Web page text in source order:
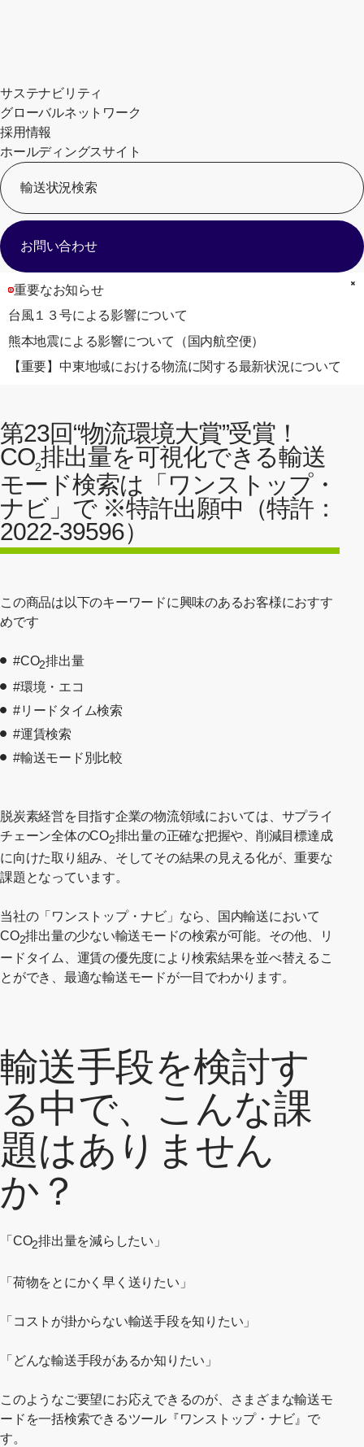
サステナビリティ
グローバルネットワーク
採用情報
ホールディングスサイト
輸送状況検索
[
お問い合わせ
重要なお知らせ
台風１３号による影響について
熊本地震による影響について（国内航空便）
【重要】中東地域における物流に関する最新状況について
第23回“物流環境大賞”受賞！
CO2排出量を可視化できる輸送
モード検索は「ワンストップ・
ナビ」で ※特許出願中（特許：
2022-39596）
この商品は以下のキーワードに興味のあるお客様におすす
めです
#CO2排出量
#環境・エコ
#リードタイム検索
#運賃検索
#輸送モード別比較
脱炭素経営を目指す企業の物流領域においては、サプライ
チェーン全体のCO2排出量の正確な把握や、削減目標達成
に向けた取り組み、そしてその結果の見える化が、重要な
課題となっています。
当社の「ワンストップ・ナビ」なら、国内輸送において
CO2排出量の少ない輸送モードの検索が可能。その他、リ
ードタイム、運賃の優先度により検索結果を並べ替えるこ
とができ、最適な輸送モードが一目でわかります。
輸送手段を検討す
る中で、こんな課
題はありません
か？
「CO2排出量を減らしたい」
「荷物をとにかく早く送りたい」
「コストが掛からない輸送手段を知りたい」
「どんな輸送手段があるか知りたい」
このようなご要望にお応えできるのが、さまざまな輸送モ
ードを一括検索できるツール『ワンストップ・ナビ』で
す。